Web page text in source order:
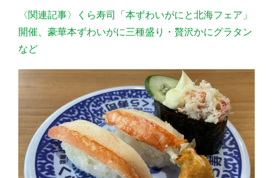
〈関連記事〉くら寿司「本ずわいがにと北海フェア」
開催、豪華本ずわいがに三種盛り・贅沢かにグラタン
など